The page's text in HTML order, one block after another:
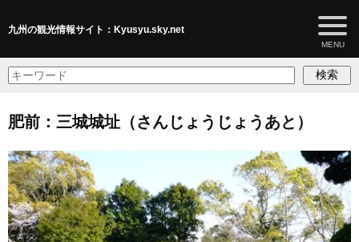
九州の観光情報サイト：Kyusyu.sky.net
検索
肥前：三城城址（さんじょうじょうあと）